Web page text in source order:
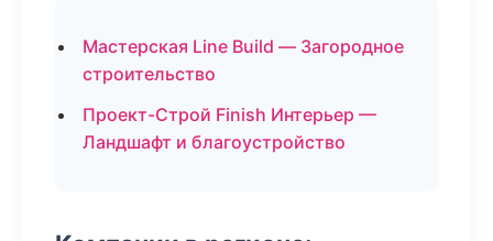
Мастерская Line Build — Загородное
строительство
Проект-Строй Finish Интерьер —
Ландшафт и благоустройство